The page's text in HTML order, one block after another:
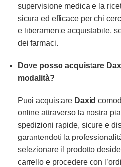
supervisione medica e la
sicura ed efficace per chi
e liberamente acquistabile,
dei farmaci.
Dove posso acquistare
modalità?
Puoi acquistare Daxid
online attraverso la nostra
spedizioni rapide, sicure e
garantendoti la
selezionare il prodotto
carrello e procedere con